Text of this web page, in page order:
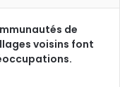
de
voisins font